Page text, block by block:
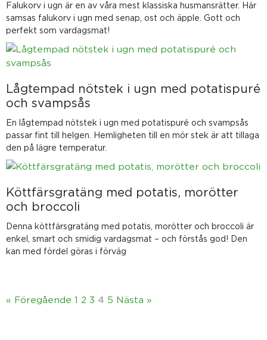
Falukorv i ugn är en av våra mest klassiska husmansrätter. Här
samsas falukorv i ugn med senap, ost och äpple. Gott och
perfekt som vardagsmat!
Lågtempad nötstek i ugn med potatispuré
och svampsås
En lågtempad nötstek i ugn med potatispuré och svampsås
passar fint till helgen. Hemligheten till en mör stek är att tillaga
den på lägre temperatur.
Köttfärsgratäng med potatis, morötter
och broccoli
Denna köttfärsgratäng med potatis, morötter och broccoli är
enkel, smart och smidig vardagsmat – och förstås god! Den
kan med fördel göras i förväg
« Föregående 1 2 3 4 5 Nästa »